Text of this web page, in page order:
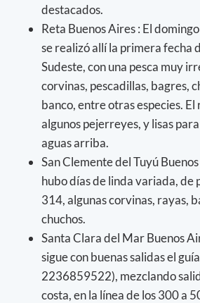
destacados.
Reta Buenos Aires : El
se realizó allí la primera fecha
Sudeste, con una pesca muy
corvinas, pescadillas, bagres,
banco, entre otras especies. El
algunos pejerreyes, y lisas
aguas arriba.
San Clemente del Tuyú
hubo días de linda variada, de
314, algunas corvinas, rayas,
chuchos.
Santa Clara del Mar Buenos
sigue con buenas salidas el
2236859522), mezclando
costa, en la línea de los 300 a